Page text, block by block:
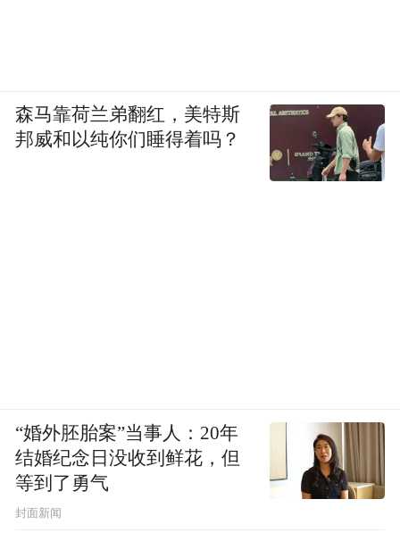
森马靠荷兰弟翻红，美特斯
邦威和以纯你们睡得着吗？
“婚外胚胎案”当事人：20年
结婚纪念日没收到鲜花，但
等到了勇气
封面新闻